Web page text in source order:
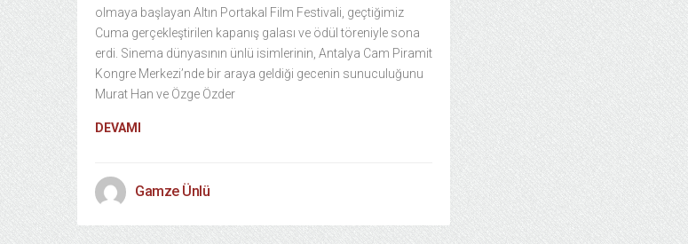
olmaya başlayan Altın Portakal Film Festivali, geçtiğimiz
Cuma gerçekleştirilen kapanış galası ve ödül töreniyle sona
erdi. Sinema dünyasının ünlü isimlerinin, Antalya Cam Piramit
Kongre Merkezi’nde bir araya geldiği gecenin sunuculuğunu
Murat Han ve Özge Özder
DEVAMI
Gamze Ünlü